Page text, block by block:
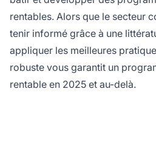
rentables. Alors que le secteur
tenir informé grâce à une
appliquer les meilleures
robuste vous garantit un
rentable en 2025 et au-delà.